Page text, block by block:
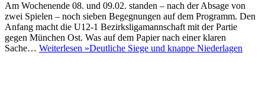
Am Wochenende 08. und 09.02. standen – nach der Absage von
zwei Spielen – noch sieben Begegnungen auf dem Programm. Den
Anfang macht die U12-1 Bezirksligamannschaft mit der Partie
gegen München Ost. Was auf dem Papier nach einer klaren
Sache… Weiterlesen »Deutliche Siege und knappe Niederlagen